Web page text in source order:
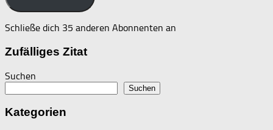
Schließe dich 35 anderen Abonnenten an
Zufälliges Zitat
Suchen
Suchen
Kategorien